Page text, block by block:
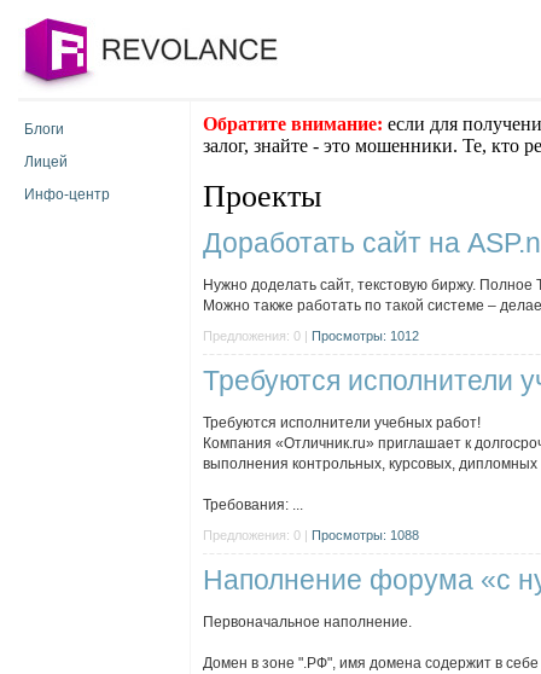
Блоги
Лицей
Инфо-центр
Обратите внимание: если для
залог, знайте - это мошенники. Те, кто
Проекты
Доработать сайт на
Нужно доделать сайт, текстовую биржу.
Можно также работать по такой системе –
Предложения: 0 | Просмотры: 1012
Требуются исполнители
Требуются исполнители учебных работ!
Компания «Отличник.ru» приглашает к
выполнения контрольных, курсовых,
Требования: ...
Предложения: 0 | Просмотры: 1088
Наполнение форума «с
Первоначальное наполнение.
Домен в зоне ".РФ", имя домена содержит в